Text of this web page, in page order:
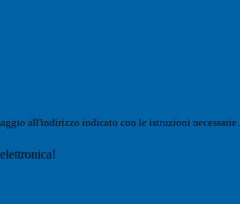
all'indirizzo indicato con le istruzioni necessarie.